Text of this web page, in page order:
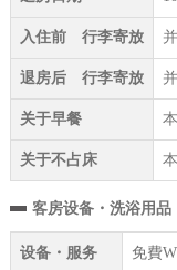
入住前 行李寄放
退房后 行李寄放
关于早餐
关于不占床
客房设备・洗浴用品
设备・服务 免費